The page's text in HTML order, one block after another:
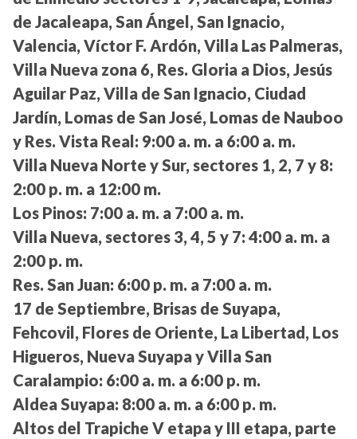
de Jacaleapa, San Ángel, San Ignacio,
Valencia, Víctor F. Ardón, Villa Las Palmeras,
Villa Nueva zona 6, Res. Gloria a Dios, Jesús
Aguilar Paz, Villa de San Ignacio, Ciudad
Jardín, Lomas de San José, Lomas de Nauboo
y Res. Vista Real: 9:00 a. m. a 6:00 a. m.
Villa Nueva Norte y Sur, sectores 1, 2, 7 y 8:
2:00 p. m. a 12:00 m.
Los Pinos: 7:00 a. m. a 7:00 a. m.
Villa Nueva, sectores 3, 4, 5 y 7: 4:00 a. m. a
2:00 p. m.
Res. San Juan: 6:00 p. m. a 7:00 a. m.
17 de Septiembre, Brisas de Suyapa,
Fehcovil, Flores de Oriente, La Libertad, Los
Higueros, Nueva Suyapa y Villa San
Caralampio: 6:00 a. m. a 6:00 p. m.
Aldea Suyapa: 8:00 a. m. a 6:00 p. m.
Altos del Trapiche V etapa y III etapa, parte